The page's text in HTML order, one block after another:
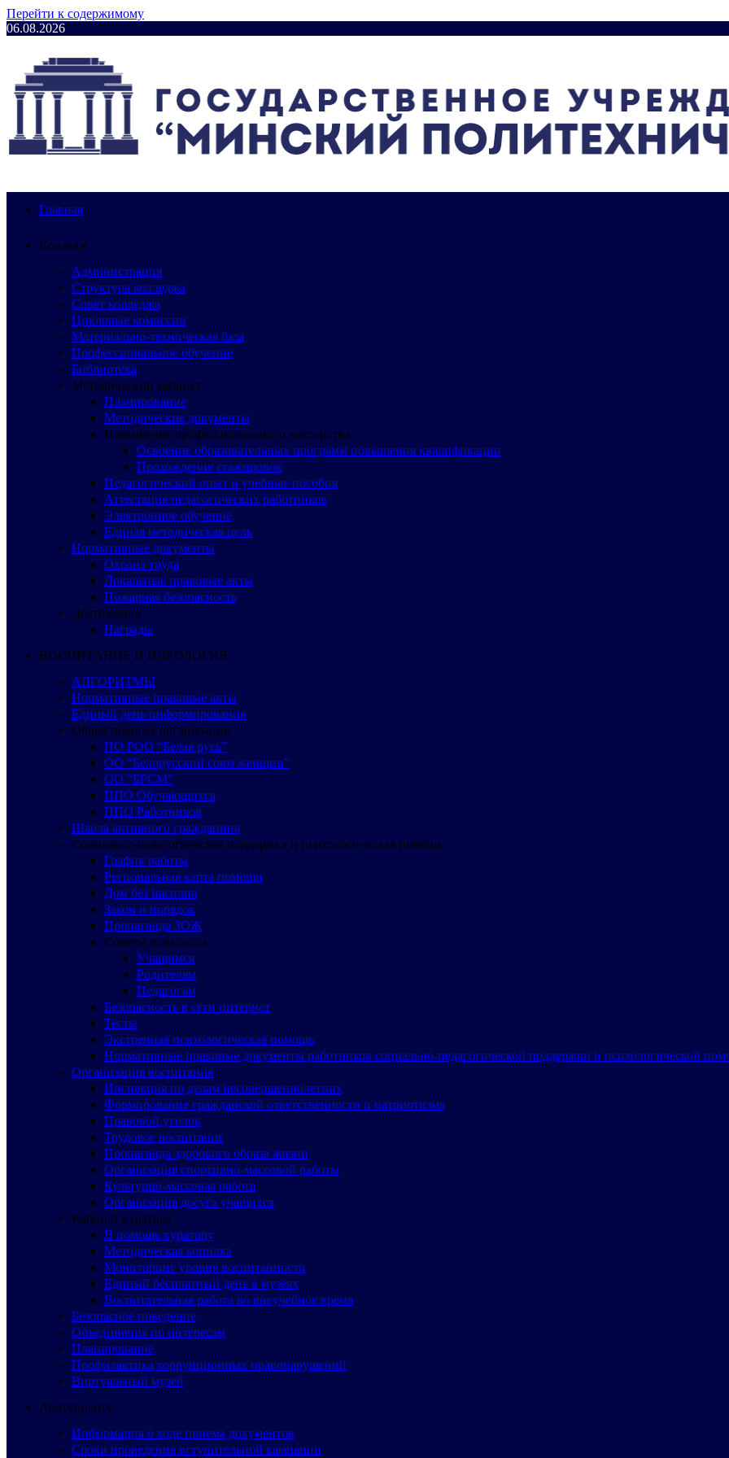
Перейти к содержимому
06.08.2026
Главная
Колледж
Администрация
Структура колледжа
Совет колледжа
Цикловые комиссии
Материально-техническая база
Профессиональное обучение
Библиотека
Методический кабинет
Планирование
Методические документы
Повышение профессионального мастерства
Освоение образовательных программ повышения квалификации
Прохождение стажировок
Педагогический опыт и учебные пособия
Аттестация педагогических работников
Электронное обучение
Единая методическая цель
Нормативные документы
Охрана труда
Локальные правовые акты
Пожарная безопасность
Достижения
Награды
ВОСПИТАНИЕ И ИДЕОЛОГИЯ
АЛГОРИТМЫ
Нормативные правовые акты
Единый день информирования
Общественные организации
ПО РОО “Белая русь”
ОО “Белорусский союз женщин”
ОО “БРСМ”
ППО Обучающихся
ППО Работников
Школа активного гражданина
Социально-педагогическая поддержка и психологическая помощь
График работы
Региональная карта помощи
Дом без насилия
Закон и порядок
Пропаганда ЗОЖ
Советы психолога
Учащимся
Родителям
Педагогам
Безопасность в сети интернет
Тесты
Экстренная психологическая помощь
Нормативные правовые документы работников социально-педагогической поддержки и психологической
Организация воспитания
Инспекция по делам несовершеннолетних
Формирование гражданской ответственности и патриотизма
Правовой уголок
Трудовое воспитание
Пропаганда здорового образа жизни
Организация спортивно-массовой работы
Культурно-массовая работа
Организация досуга учащихся
Кабинет куратора
В помощь куратору
Методическая копилка
Мониторинг уровня воспитанности
Единый бесплатный день в музеях
Воспитательная работа во внеучебное время
Безопасное поведение
Объединения по интересам
Планирование
Профилактика коррупционных правонарушений
Виртуальный музей
Абитуриенту
Информация о ходе приема документов
Сроки проведения вступительной кампании